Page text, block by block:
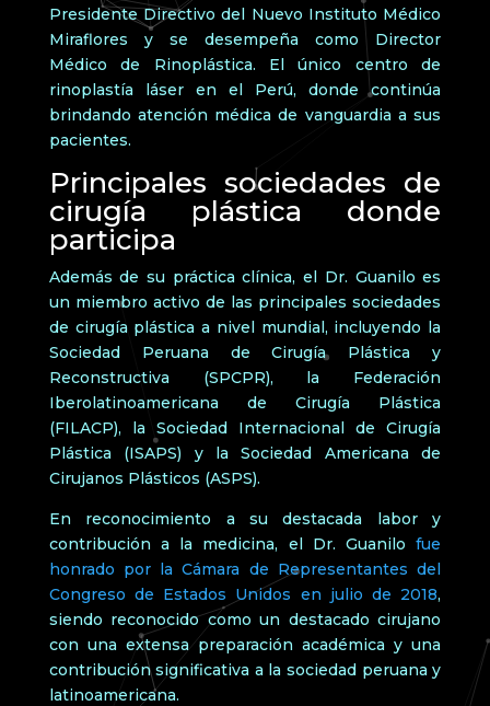
Presidente Directivo del Nuevo Instituto Médico
Miraflores y se desempeña como Director
Médico de Rinoplástica. El único centro de
rinoplastía láser en el Perú, donde continúa
brindando atención médica de vanguardia a sus
pacientes.
Principales sociedades de
cirugía plástica donde
participa
Además de su práctica clínica, el Dr. Guanilo es
un miembro activo de las principales sociedades
de cirugía plástica a nivel mundial, incluyendo la
Sociedad Peruana de Cirugía Plástica y
Reconstructiva (SPCPR), la Federación
Iberolatinoamericana de Cirugía Plástica
(FILACP), la Sociedad Internacional de Cirugía
Plástica (ISAPS) y la Sociedad Americana de
Cirujanos Plásticos (ASPS).
En reconocimiento a su destacada labor y
contribución a la medicina, el Dr. Guanilofue
honrado por la Cámara de Representantes del
Congreso de Estados Unidos en julio de 2018,
siendo reconocido como un destacado cirujano
con una extensa preparación académica y una
contribución significativa a la sociedad peruana y
latinoamericana.